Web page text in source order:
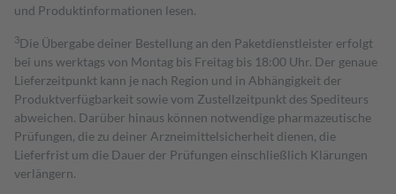
und Produktinformationen lesen.
3Die Übergabe deiner Bestellung an den Paketdienstleister erfolgt
bei uns werktags von Montag bis Freitag bis 18:00 Uhr. Der genaue
Lieferzeitpunkt kann je nach Region und in Abhängigkeit der
Produktverfügbarkeit sowie vom Zustellzeitpunkt des Spediteurs
abweichen. Darüber hinaus können notwendige pharmazeutische
Prüfungen, die zu deiner Arzneimittelsicherheit dienen, die
Lieferfrist um die Dauer der Prüfungen einschließlich Klärungen
verlängern.